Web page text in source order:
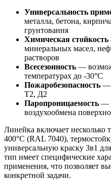
Универсальность
металла, бетона,
грунтования
Химическая стойкость
минеральных масел,
растворов
Всесезонность —
температурах до -30°C
Пожаробезопасность —
Т2, Д2
Паропроницаемость —
воздухообмена
Линейка включает несколько
400°C (RAL 7040),
универсальную краску 3в1
тип имеет специфические
применения, что позволяет
конкретной задачи.